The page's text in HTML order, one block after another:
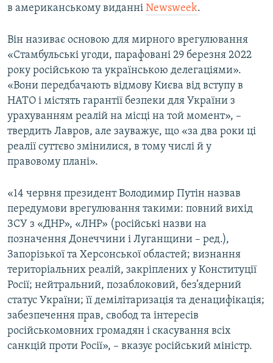
Усі сайти RFE/RL
в американському виданні Newsweek.
Він називає основою для мирного врегулювання
«Стамбульські угоди, парафовані 29 березня 2022
року російською та українською делегаціями».
«Вони передбачають відмову Києва від вступу в
НАТО і містять гарантії безпеки для України з
урахуванням реалій на місці на той момент», –
твердить Лавров, але зауважує, що «за два роки ці
реалії суттєво змінилися, в тому числі й у
правовому плані».
«14 червня президент Володимир Путін назвав
передумови врегулювання такими: повний вихід
ЗСУ з «ДНР», «ЛНР» (російські назви на
позначення Донеччини і Луганщини – ред.),
Запорізької та Херсонської областей; визнання
територіальних реалій, закріплених у Конституції
Росії; нейтральний, позаблоковий, без’ядерний
статус України; її демілітаризація та денацифікація;
забезпечення прав, свобод та інтересів
російськомовних громадян і скасування всіх
санкцій проти Росії», – вказує російський міністр.